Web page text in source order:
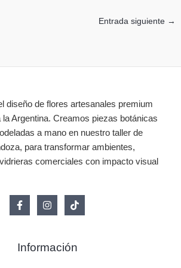
Entrada siguiente →
diseño de flores artesanales premium
Argentina. Creamos piezas botánicas
a mano en nuestro taller de
para transformar ambientes,
comerciales con impacto visual
Información